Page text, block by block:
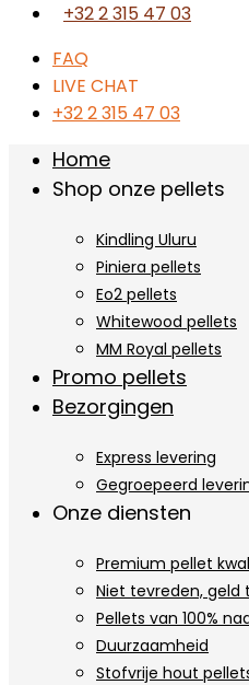
+32 2 315 47 03
FAQ
LIVE CHAT
+32 2 315 47 03
Home
Shop onze pellets
Kindling Uluru
Piniera pellets
Eo2 pellets
Whitewood pellets
MM Royal pellets
Promo pellets
Bezorgingen
Express levering
Gegroepeerd
Onze diensten
Premium pellet
Niet tevreden, geld
Pellets van 100%
Duurzaamheid
Stofvrije hout